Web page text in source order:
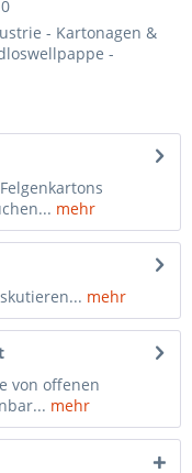
- Kartonagen &
-
mehr
mehr
von offenen
mehr